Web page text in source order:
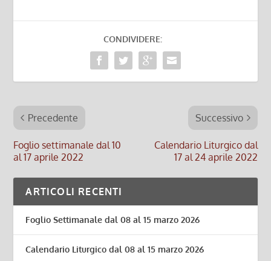
CONDIVIDERE:
Precedente
Foglio settimanale dal 10
al 17 aprile 2022
Successivo
Calendario Liturgico dal
17 al 24 aprile 2022
ARTICOLI RECENTI
Foglio Settimanale dal 08 al 15 marzo 2026
Calendario Liturgico dal 08 al 15 marzo 2026